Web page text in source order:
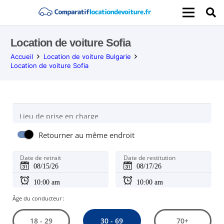
Location de voiture Sofia
Accueil
Location de voiture Bulgarie
Location de voiture Sofia
Lieu de prise en charge
Retourner au même endroit
Date de retrait Date de restitution
Âge du conducteur :
18 - 29 30 - 69 70+